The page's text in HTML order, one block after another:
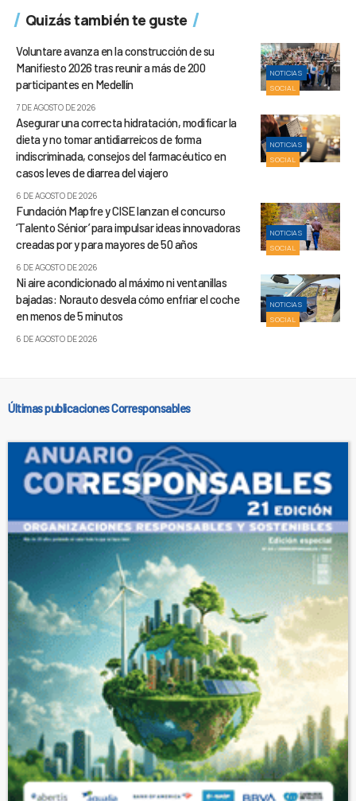
Quizás también te guste
NOTICIAS
SOCIAL
Voluntare avanza en la construcción de su
Manifiesto 2026 tras reunir a más de 200
participantes en Medellín
7 DE AGOSTO DE 2026
NOTICIAS
SOCIAL
Asegurar una correcta hidratación, modificar la
dieta y no tomar antidiarreicos de forma
indiscriminada, consejos del farmacéutico en
casos leves de diarrea del viajero
6 DE AGOSTO DE 2026
NOTICIAS
SOCIAL
Fundación Mapfre y CISE lanzan el concurso
‘Talento Sénior’ para impulsar ideas innovadoras
creadas por y para mayores de 50 años
6 DE AGOSTO DE 2026
NOTICIAS
SOCIAL
Ni aire acondicionado al máximo ni ventanillas
bajadas: Norauto desvela cómo enfriar el coche
en menos de 5 minutos
6 DE AGOSTO DE 2026
Últimas publicaciones Corresponsables